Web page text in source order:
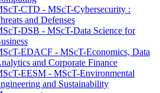
CTD - MScT-Cybersecurity :
and Defenses
DSB - MScT-Data Science for
EDACF - MScT-Economics, Data
and Corporate Finance
EESM - MScT-Environmental
and Sustainability